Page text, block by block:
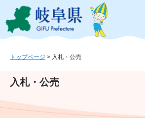
ジ
ュ
文
このページの本文へ
トップページ > 入札・公売
入札・公売